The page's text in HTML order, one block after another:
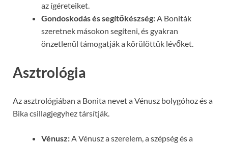
az ígéreteiket.
Gondoskodás és segítőkészség:A Boniták
szeretnek másokon segíteni, és gyakran
önzetlenül támogatják a körülöttük lévőket.
Asztrológia
Az asztrológiában a Bonita nevet a Vénusz bolygóhoz és a
Bika csillagjegyhez társítják.
Vénusz:A Vénusz a szerelem, a szépség és a